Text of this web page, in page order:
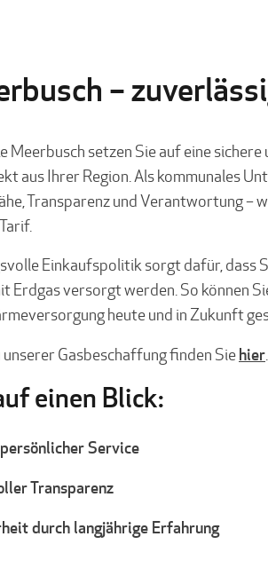
–
Meerbusch setzen Sie auf eine sichere
aus Ihrer Region. Als kommunales
Transparenz und Verantwortung –
Einkaufspolitik sorgt dafür, dass
Erdgas versorgt werden. So können
heute und in Zukunft
Gasbeschaffung finden Siehier.
einen Blick:
Service
Transparenz
durch langjährige Erfahrung